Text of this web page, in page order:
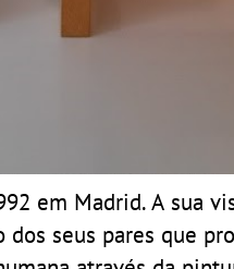
em Madrid. A sua
seus pares que